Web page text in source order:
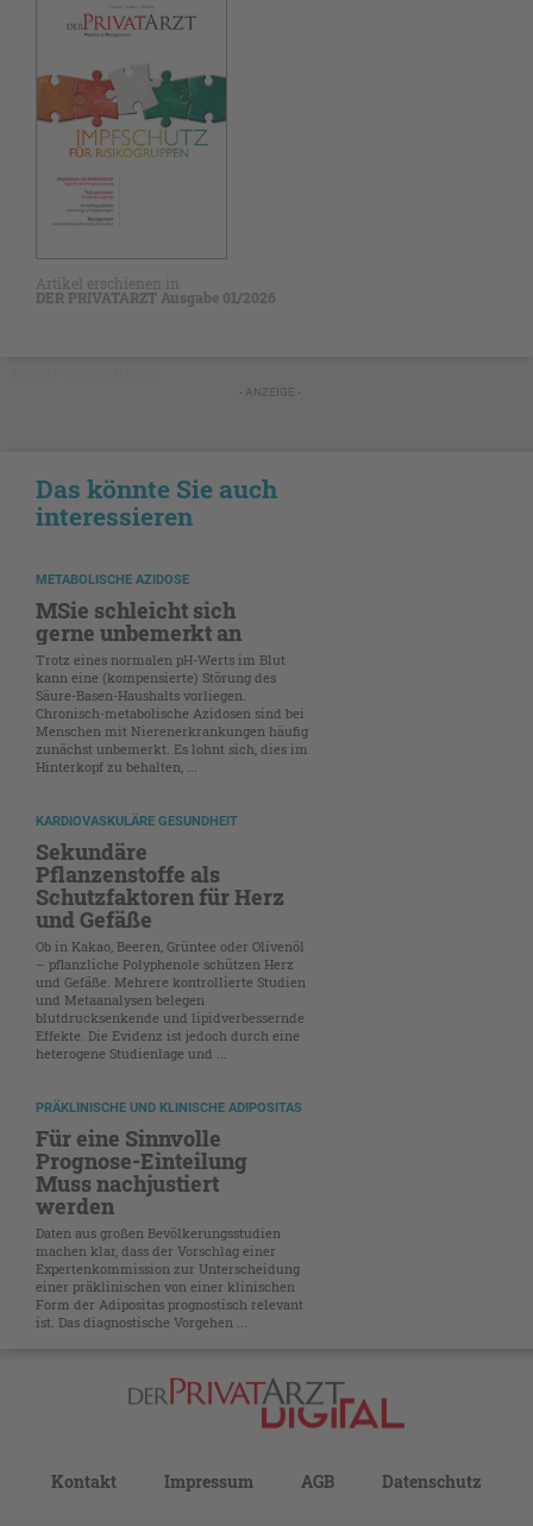
Artikel erschienen in
DER PRIVATARZT Ausgabe 01/2026
- ANZEIGE -
Das könnte Sie auch
interessieren
METABOLISCHE AZIDOSE
MSie schleicht sich
gerne unbemerkt an
Trotz eines normalen pH-Werts im Blut
kann eine (kompensierte) Störung des
Säure-Basen-Haushalts vorliegen.
Chronisch-metabolische Azidosen sind bei
Menschen mit Nierenerkrankungen häufig
zunächst unbemerkt. Es lohnt sich, dies im
Hinterkopf zu behalten, ...
KARDIOVASKULÄRE GESUNDHEIT
Sekundäre
Pflanzenstoffe als
Schutzfaktoren für Herz
und Gefäße
Ob in Kakao, Beeren, Grüntee oder Olivenöl
– pflanzliche Polyphenole schützen Herz
und Gefäße. Mehrere kontrollierte Studien
und Metaanalysen belegen
blutdrucksenkende und lipidverbessernde
Effekte. Die Evidenz ist jedoch durch eine
heterogene Studienlage und ...
PRÄKLINISCHE UND KLINISCHE ADIPOSITAS
Für eine Sinnvolle
Prognose-Einteilung
Muss nachjustiert
werden
Daten aus großen Bevölkerungsstudien
machen klar, dass der Vorschlag einer
Expertenkommission zur Unterscheidung
einer präklinischen von einer klinischen
Form der Adipositas prognostisch relevant
ist. Das diagnostische Vorgehen ...
Kontakt Impressum AGB Datenschutz